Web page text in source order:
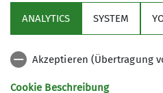
ANALYTICS SYSTEM
Akzeptieren (Übertragung
Cookie Beschreibung